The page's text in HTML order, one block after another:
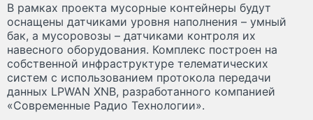
В рамках проекта мусорные контейнеры будут
оснащены датчиками уровня наполнения – умный
бак, а мусоровозы – датчиками контроля их
навесного оборудования. Комплекс построен на
собственной инфраструктуре телематических
систем с использованием протокола передачи
данных LPWAN XNB, разработанного компанией
«Современные Радио Технологии».